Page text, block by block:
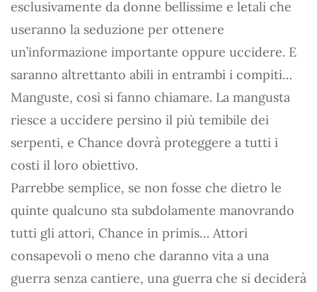
esclusivamente da donne bellissime e letali che
useranno la seduzione per ottenere
un’informazione importante oppure uccidere. E
saranno altrettanto abili in entrambi i compiti…
Manguste, così si fanno chiamare. La mangusta
riesce a uccidere persino il più temibile dei
serpenti, e Chance dovrà proteggere a tutti i
costi il loro obiettivo.
Parrebbe semplice, se non fosse che dietro le
quinte qualcuno sta subdolamente manovrando
tutti gli attori, Chance in primis… Attori
consapevoli o meno che daranno vita a una
guerra senza cantiere, una guerra che si deciderà